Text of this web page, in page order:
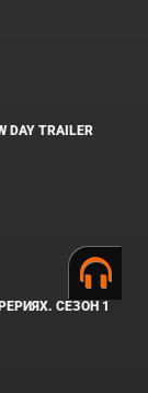
DAY TRAILER
СЕЗОН 1